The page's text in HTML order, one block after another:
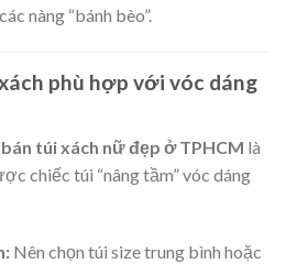
nàng “bánh bèo”.
phù hợp với vóc dáng
túi xách nữ đẹp ở TPHCM là
chiếc túi “nâng tầm” vóc dáng
Nên chọn túi size trung bình hoặc